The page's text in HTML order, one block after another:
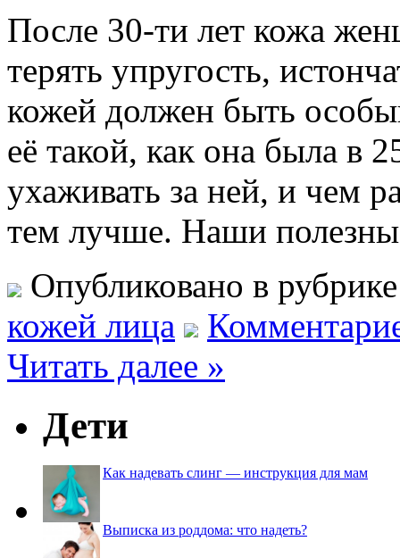
После 30-ти лет кожа
терять упругость,
кожей должен быть
её такой, как она была в
ухаживать за ней, и чем
тем лучше. Наши
Опубликовано в
кожей лица
Читать далее »
Дети
Как надевать слинг — инструкция для мам
Выписка из роддома: что надеть?